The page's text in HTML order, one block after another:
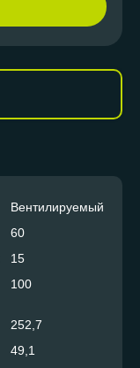
Вентилируемый
60
15
100
252,7
49,1